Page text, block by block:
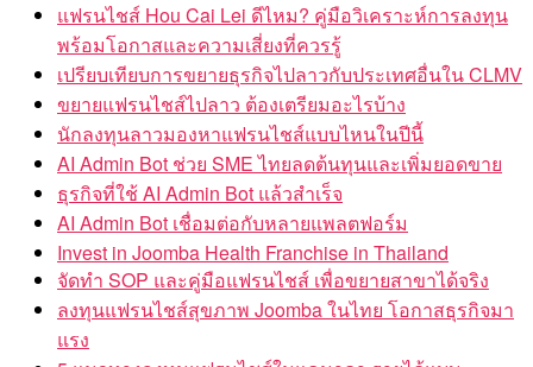
แฟรนไชส์ Hou Cai Lei ดีไหม? คู่มือวิเคราะห์การลงทุน
พร้อมโอกาสและความเสี่ยงที่ควรรู้
เปรียบเทียบการขยายธุรกิจไปลาวกับประเทศอื่นใน CLMV
ขยายแฟรนไชส์ไปลาว ต้องเตรียมอะไรบ้าง
นักลงทุนลาวมองหาแฟรนไชส์แบบไหนในปีนี้
AI Admin Bot ช่วย SME ไทยลดต้นทุนและเพิ่มยอดขาย
ธุรกิจที่ใช้ AI Admin Bot แล้วสำเร็จ
AI Admin Bot เชื่อมต่อกับหลายแพลตฟอร์ม
Invest in Joomba Health Franchise in Thailand
จัดทำ SOP และคู่มือแฟรนไชส์ เพื่อขยายสาขาได้จริง
ลงทุนแฟรนไชส์สุขภาพ Joomba ในไทย โอกาสธุรกิจมา
แรง